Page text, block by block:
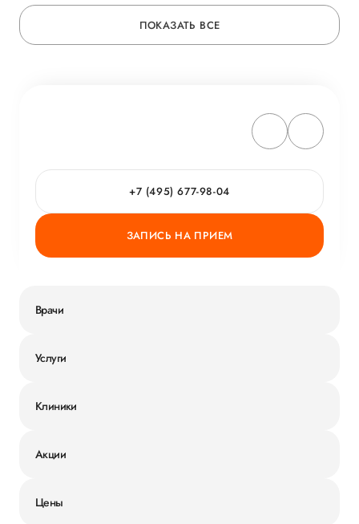
ПОКАЗАТЬ ВСЕ
+7 (495) 677-98-04
ЗАПИСЬ НА ПРИЕМ
Врачи
Услуги
Клиники
Акции
Цены